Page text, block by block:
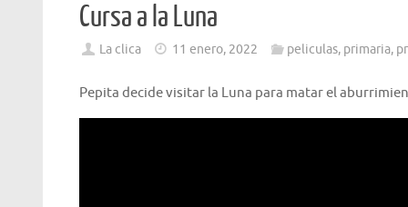
Cursa a la Luna
La clica 11 enero, 2022 peliculas, primaria,
Pepita decide visitar la Luna para matar el